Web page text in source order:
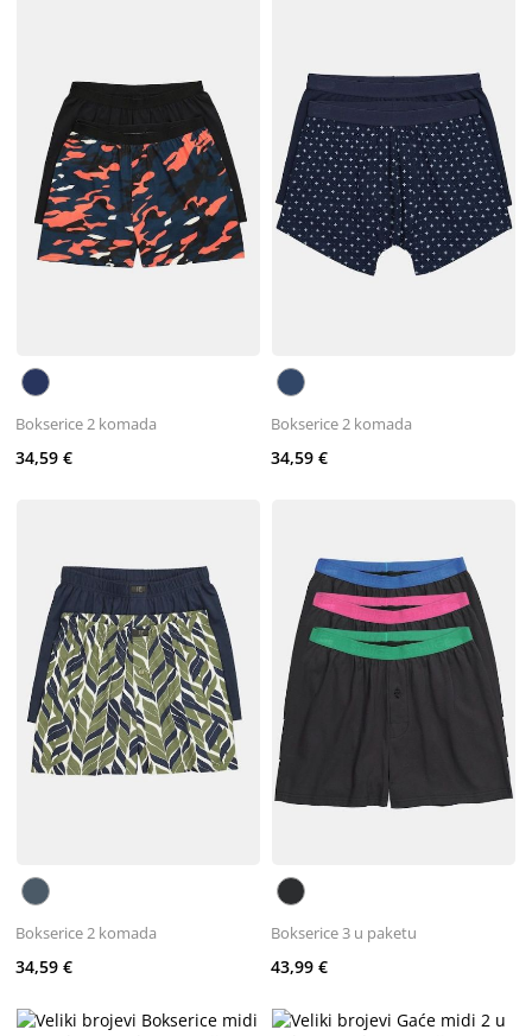
Bokserice 2 komada
34,59 €
Bokserice 2 komada
34,59 €
Bokserice 2 komada
34,59 €
Bokserice 3 u paketu
43,99 €